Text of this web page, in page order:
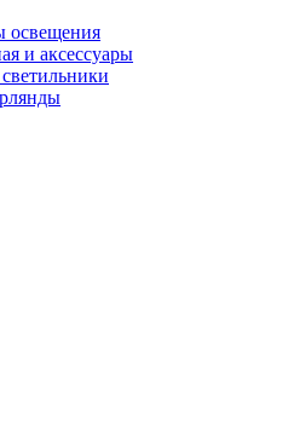
освещения
и аксессуары